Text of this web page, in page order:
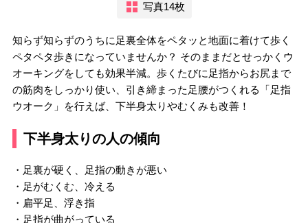
写真14枚
知らず知らずのうちに足裏全体をペタッと地面に着けて歩く
ペタペタ歩きになっていませんか？ そのままだとせっかくウ
オーキングをしても効果半減。歩くたびに足指からお尻まで
の筋肉をしっかり使い、引き締まった足腰がつくれる「足指
ウオーク」を行えば、下半身太りやむくみも改善！
下半身太りの人の傾向
・足裏が硬く、足指の動きが悪い
・足がむくむ、冷える
・扁平足、浮き指
・足指が曲がっている